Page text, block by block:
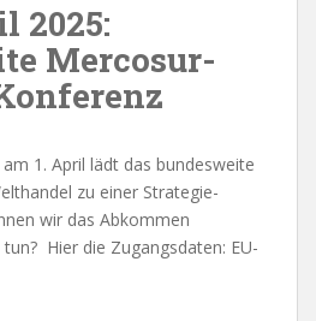
2025:
Mercosur-
1. April lädt das bundesweite
zu einer Strategie-
wir das Abkommen
Hier die Zugangsdaten: EU-